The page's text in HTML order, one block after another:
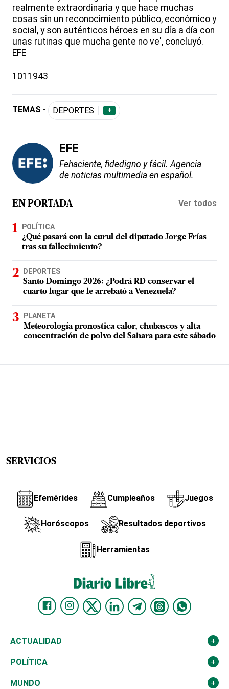
realmente extraordinaria y que hace muchas
cosas sin un reconocimiento público, económico y
social, y son auténticos héroes en su día a día con
unas rutinas que mucha gente no ve', concluyó.
EFE
1011943
TEMAS - DEPORTES +
EFE
Fehaciente, fidedigno y fácil. Agencia
de noticias multimedia en español.
EN PORTADA Ver todos
POLÍTICA
¿Qué pasará con la curul del diputado Jorge Frías
tras su fallecimiento?
DEPORTES
Santo Domingo 2026: ¿Podrá RD conservar el
cuarto lugar que le arrebató a Venezuela?
PLANETA
Meteorología pronostica calor, chubascos y alta
concentración de polvo del Sahara para este sábado
SERVICIOS
Efemérides Cumpleaños Juegos
Horóscopos Resultados deportivos
Herramientas
ACTUALIDAD
Nacional
Ciudad
POLÍTICA
Partidos
MUNDO